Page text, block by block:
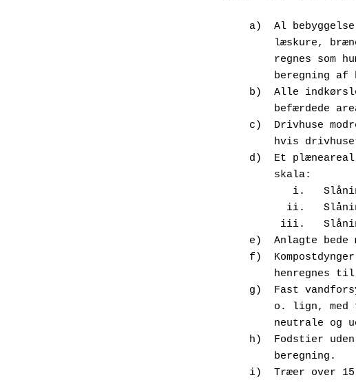
a)  Al
regnes
b)  Alle
c)  Drivhuse
hvis
d)  Et
        skala:
ii.
iii.
e)  Anlagte
f)
g)  Fast
o.
h)  Fodstier
        beregning.
i)  Træer